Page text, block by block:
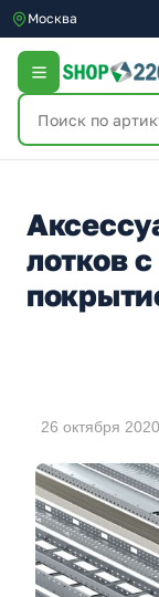
Москва
лотков
26 октября 2020